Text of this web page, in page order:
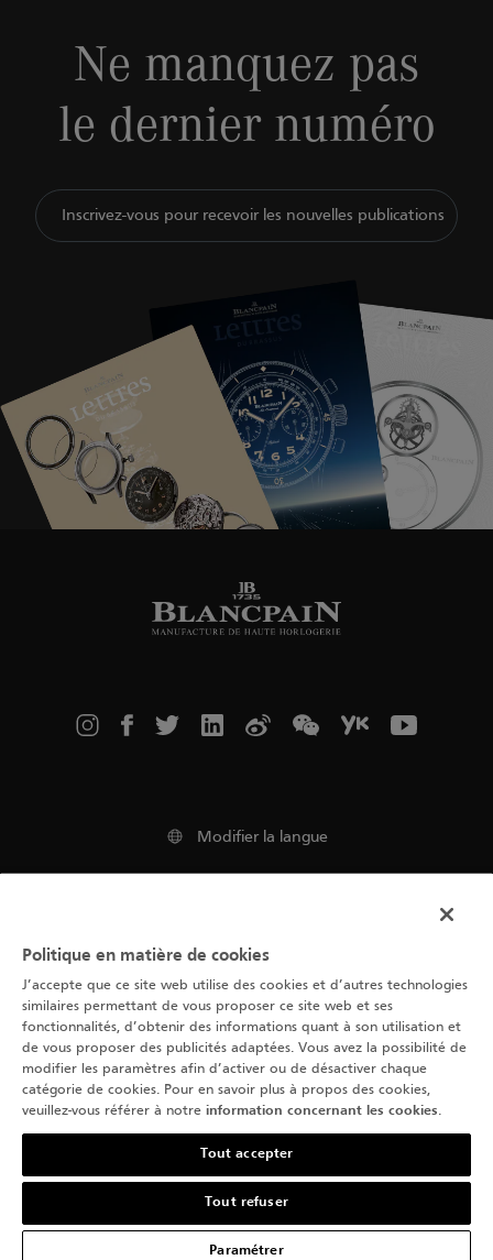
Ne manquez pas
le dernier numéro
Inscrivez-vous pour recevoir les nouvelles publications
Modifier la langue
Conditions d'utilisation
Déclaration sur les Cookies
Déclaration de Confidentialité
© 2026 Blancpain
Politique en matière de cookies
J’accepte que ce site web utilise des cookies et d’autres technologies
similaires permettant de vous proposer ce site web et ses
fonctionnalités, d’obtenir des informations quant à son utilisation et
de vous proposer des publicités adaptées. Vous avez la possibilité de
modifier les paramètres afin d’activer ou de désactiver chaque
catégorie de cookies. Pour en savoir plus à propos des cookies,
veuillez-vous référer à notre information concernant les cookies.
Tout accepter
Tout refuser
Paramétrer